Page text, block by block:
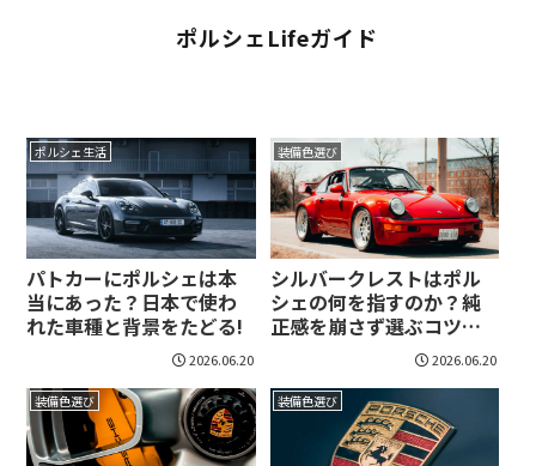
ポルシェLifeガイド
ポルシェ生活
パトカーにポルシェは本
当にあった？日本で使わ
れた車種と背景をたどる!
2026.06.20
装備色選び
シルバークレストはポル
シェの何を指すのか？純
正感を崩さず選ぶコツが
2026.06.20
装備色選び 装備色選び